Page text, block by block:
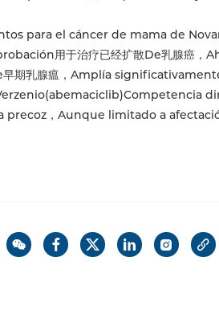
para el cáncer de mama de
用于治疗已经扩散De乳腺癌
期乳腺瘟，Amplía
，Aunque limitado a